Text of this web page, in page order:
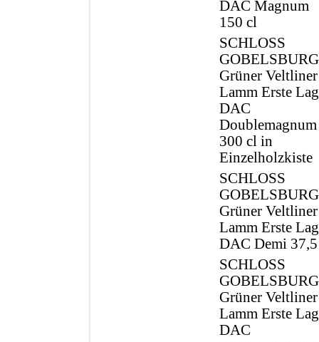
DAC Magnum
150 cl
SCHLOSS
GOBELSBURG
Grüner Veltliner
Lamm Erste
DAC
Doublemagnum
300 cl in
Einzelholzkiste
SCHLOSS
GOBELSBURG
Grüner Veltliner
Lamm Erste
DAC Demi
SCHLOSS
GOBELSBURG
Grüner Veltliner
Lamm Erste
DAC